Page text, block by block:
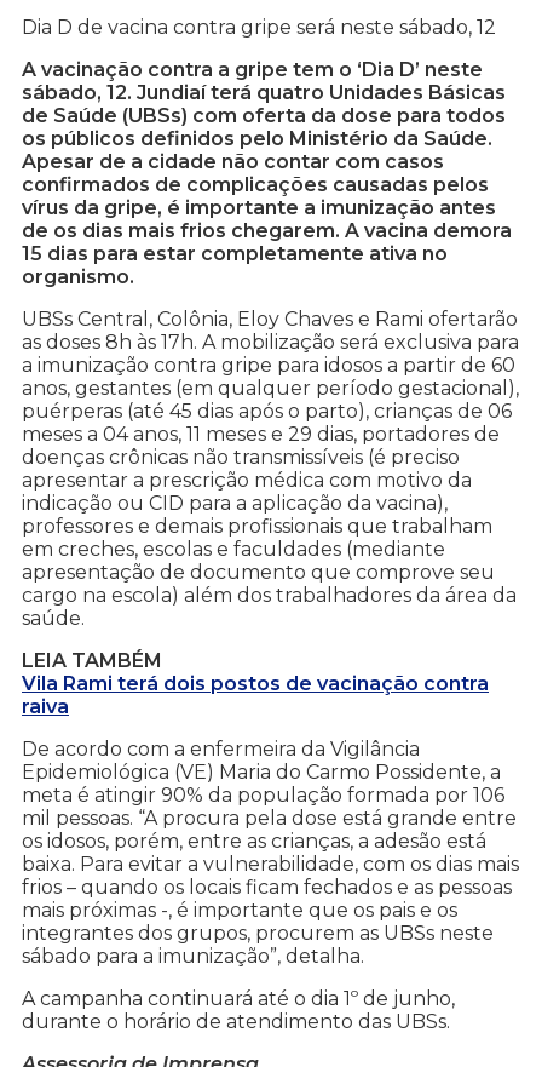
Dia D de vacina contra gripe será neste sábado, 12
A vacinação contra a gripe tem o ‘Dia D’ neste
sábado, 12. Jundiaí terá quatro Unidades Básicas
de Saúde (UBSs) com oferta da dose para todos
os públicos definidos pelo Ministério da Saúde.
Apesar de a cidade não contar com casos
confirmados de complicações causadas pelos
vírus da gripe, é importante a imunização antes
de os dias mais frios chegarem. A vacina demora
15 dias para estar completamente ativa no
organismo.
UBSs Central, Colônia, Eloy Chaves e Rami ofertarão
as doses 8h às 17h. A mobilização será exclusiva para
a imunização contra gripe para idosos a partir de 60
anos, gestantes (em qualquer período gestacional),
puérperas (até 45 dias após o parto), crianças de 06
meses a 04 anos, 11 meses e 29 dias, portadores de
doenças crônicas não transmissíveis (é preciso
apresentar a prescrição médica com motivo da
indicação ou CID para a aplicação da vacina),
professores e demais profissionais que trabalham
em creches, escolas e faculdades (mediante
apresentação de documento que comprove seu
cargo na escola) além dos trabalhadores da área da
saúde.
LEIA TAMBÉM
Vila Rami terá dois postos de vacinação contra
raiva
De acordo com a enfermeira da Vigilância
Epidemiológica (VE) Maria do Carmo Possidente, a
meta é atingir 90% da população formada por 106
mil pessoas. “A procura pela dose está grande entre
os idosos, porém, entre as crianças, a adesão está
baixa. Para evitar a vulnerabilidade, com os dias mais
frios – quando os locais ficam fechados e as pessoas
mais próximas -, é importante que os pais e os
integrantes dos grupos, procurem as UBSs neste
sábado para a imunização”, detalha.
A campanha continuará até o dia 1º de junho,
durante o horário de atendimento das UBSs.